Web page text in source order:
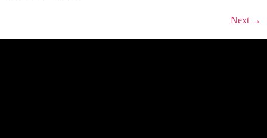
Next →